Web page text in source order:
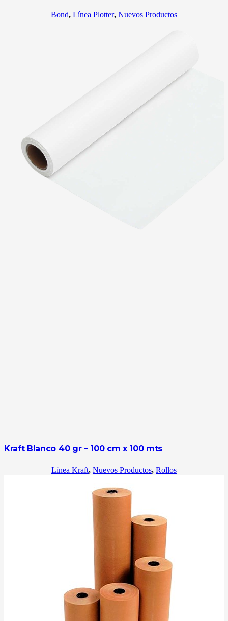
Bond, Línea Plotter, Nuevos Productos
Kraft Blanco 40 gr – 100 cm x 100 mts
Línea Kraft, Nuevos Productos, Rollos